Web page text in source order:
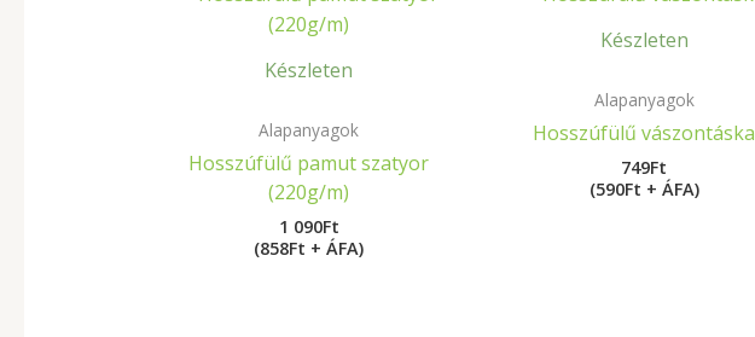
Készleten
Alapanyagok
Hosszúfülű pamut szatyor
(220g/m)
1 090Ft
(858Ft + ÁFA)
Készleten
Alapanyagok
Hosszúfülű vászontáska
749Ft
(590Ft + ÁFA)